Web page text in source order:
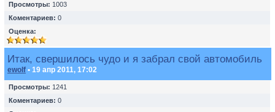
Просмотры: 1003
Коментариев: 0
Оценка:
Итак, свершилось чудо и я забрал свой автомобиль
ewolf • 19 апр 2011, 17:02
Просмотры: 1241
Коментариев: 0